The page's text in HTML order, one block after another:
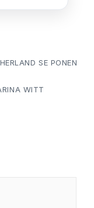
SE PONEN
WITT